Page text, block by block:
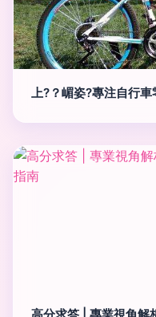
上?？嵋姿?專注自